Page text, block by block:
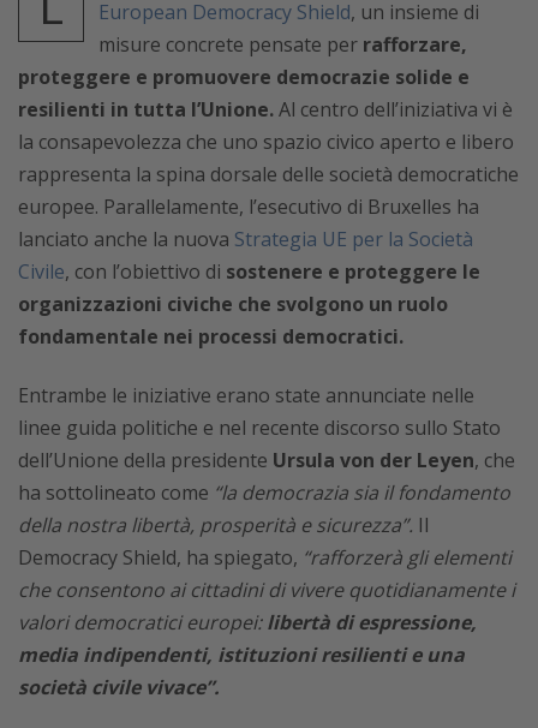
European Democracy Shield, un insieme di
misure concrete pensate per rafforzare,
proteggere e promuovere democrazie solide e
resilienti in tutta l’Unione.Al centro dell’iniziativa vi è
la consapevolezza che uno spazio civico aperto e libero
rappresenta la spina dorsale delle società democratiche
europee. Parallelamente, l’esecutivo di Bruxelles ha
lanciato anche la nuova Strategia UE per la Società
Civile, con l’obiettivo di sostenere e proteggere le
organizzazioni civiche che svolgono un ruolo
fondamentale nei processi democratici.
Entrambe le iniziative erano state annunciate nelle
linee guida politiche e nel recente discorso sullo Stato
dell’Unione della presidente Ursula von der Leyen, che
ha sottolineato come “la democrazia sia il fondamento
della nostra libertà, prosperità e sicurezza”. Il
Democracy Shield, ha spiegato, “rafforzerà gli elementi
che consentono ai cittadini di vivere quotidianamente i
valori democratici europei:libertà di espressione,
media indipendenti, istituzioni resilienti e una
società civile vivace”.